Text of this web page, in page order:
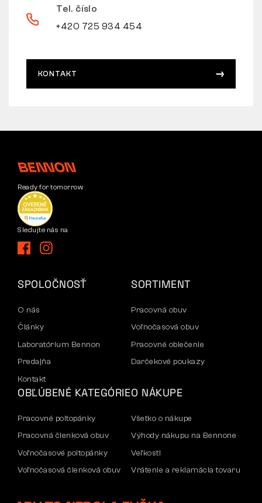
Tel. číslo
+420 725 934 454
KONTAKT
Ready for tomorrow
Sledujte nás na
SPOLOČNOSŤ
O nás
Články
Laboratórium Bennon
Predajňa
Kontakt
SORTIMENT
Pracovná obuv
Voľnočasová obuv
Pracovné oblečenie
Darčekové poukazy
OBĽÚBENÉ KATEGÓRIE
Pracovné poltopánky
Pracovná členková obuv
Voľnočasové poltopánky
Voľnočasová členková obuv
O NÁKUPE
Všetko o nákupe
Výhody nákupu na Bennone
Veľkosti
Vrátenie a reklamácia tovaru